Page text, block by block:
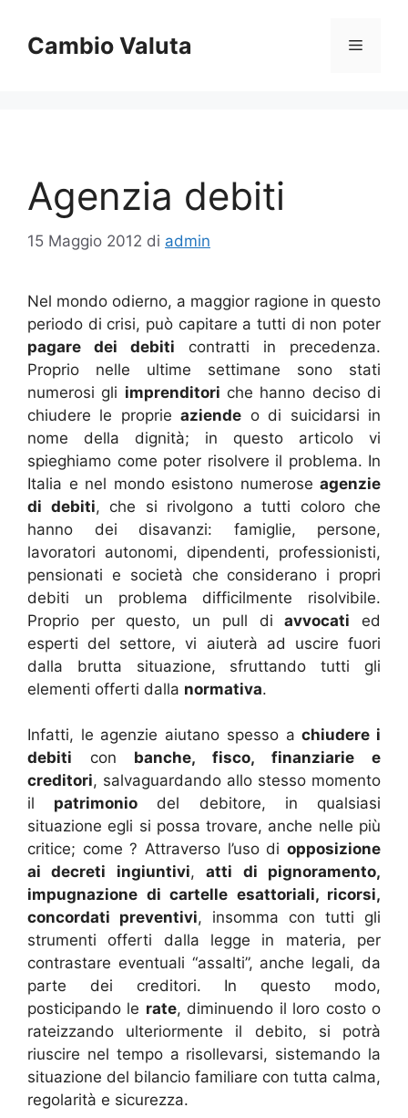
contenuto
Cambio Valuta Menu
Agenzia debiti
15 Maggio 2012 di admin
Nel mondo odierno, a maggior ragione in questo
periodo di crisi, può capitare a tutti di non poter
pagare dei debiti contratti in precedenza.
Proprio nelle ultime settimane sono stati
numerosi gli imprenditori che hanno deciso di
chiudere le proprieaziende o di suicidarsi in
nome della dignità; in questo articolo vi
spieghiamo come poter risolvere il problema. In
Italia e nel mondo esistono numerose agenzie
di debiti, che si rivolgono a tutti coloro che
hanno dei disavanzi: famiglie, persone,
lavoratori autonomi, dipendenti, professionisti,
pensionati e società che considerano i propri
debiti un problema difficilmente risolvibile.
Proprio per questo, un pull diavvocati ed
esperti del settore, vi aiuterà ad uscire fuori
dalla brutta situazione, sfruttando tutti gli
elementi offerti dalla normativa.
Infatti, le agenzie aiutano spesso achiudere i
debiti con banche, fisco, finanziarie e
creditori, salvaguardando allo stesso momento
il patrimonio del debitore, in qualsiasi
situazione egli si possa trovare, anche nelle più
critice; come ? Attraverso l’uso di opposizione
ai decreti ingiuntivi,atti di pignoramento,
impugnazione di cartelle esattoriali, ricorsi,
concordati preventivi, insomma con tutti gli
strumenti offerti dalla legge in materia, per
contrastare eventuali “assalti”, anche legali, da
parte dei creditori. In questo modo,
posticipando le rate, diminuendo il loro costo o
rateizzando ulteriormente il debito, si potrà
riuscire nel tempo a risollevarsi, sistemando la
situazione del bilancio familiare con tutta calma,
regolarità e sicurezza.